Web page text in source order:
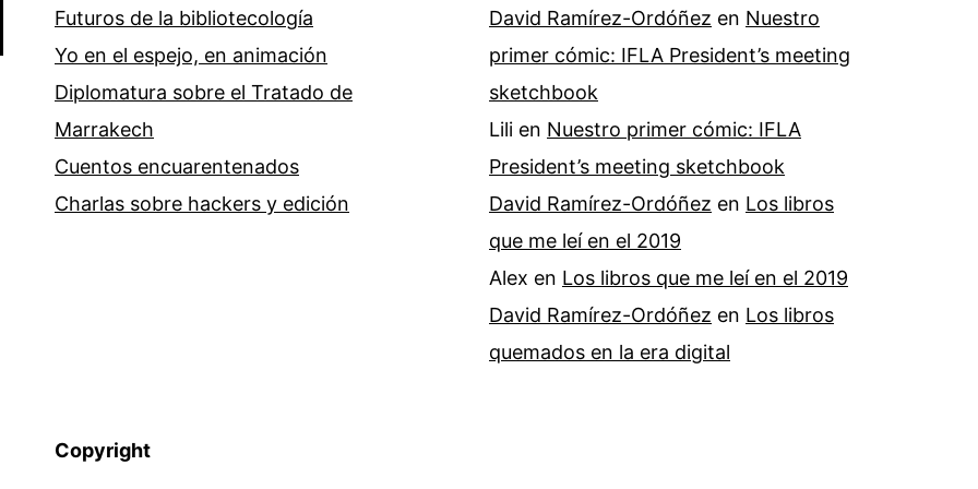
Futuros de la bibliotecología
Yo en el espejo, en animación
Diplomatura sobre el Tratado de
Marrakech
Cuentos encuarentenados
Charlas sobre hackers y edición
David Ramírez-Ordóñez en Nuestro
primer cómic: IFLA President’s meeting
sketchbook
Lili en Nuestro primer cómic: IFLA
President’s meeting sketchbook
David Ramírez-Ordóñez en Los libros
que me leí en el 2019
Alex en Los libros que me leí en el 2019
David Ramírez-Ordóñez en Los libros
quemados en la era digital
Copyright